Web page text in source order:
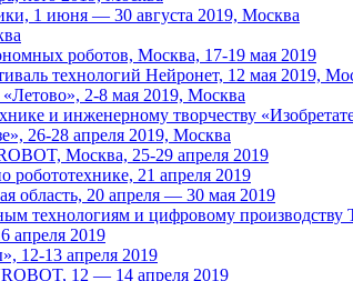
1 июня — 30 августа 2019, Москва
роботов, Москва, 17-19 мая 2019
технологий Нейронет, 12 мая 2019,
2-8 мая 2019, Москва
и инженерному творчеству
26-28 апреля 2019, Москва
Москва, 25-29 апреля 2019
робототехнике, 21 апреля 2019
область, 20 апреля — 30 мая 2019
технологиям и цифровому производству
апреля 2019
12-13 апреля 2019
12 — 14 апреля 2019